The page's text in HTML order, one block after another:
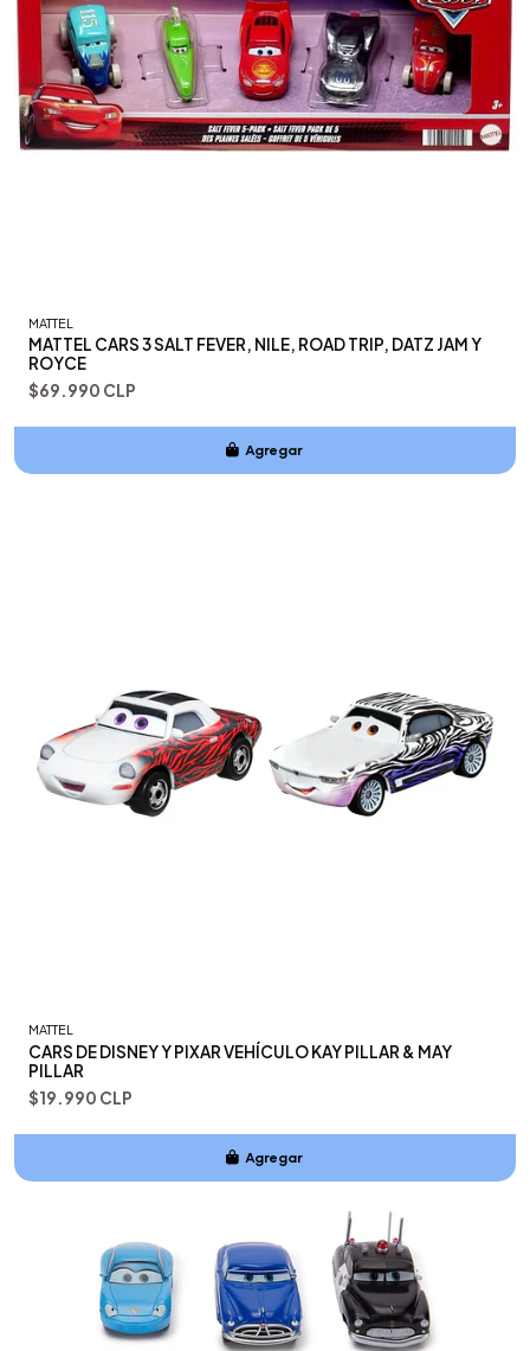
MATTEL
MATTEL CARS 3 SALT FEVER, NILE, ROAD TRIP, DATZ JAM Y
ROYCE
$69.990 CLP
Agregar
MATTEL
CARS DE DISNEY Y PIXAR VEHÍCULO KAY PILLAR & MAY
PILLAR
$19.990 CLP
Agregar